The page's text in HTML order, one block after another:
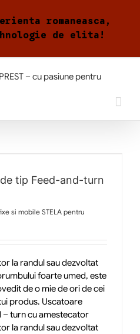
romaneasca,
de elita!
tip Feed-and-turn
si mobile STELA pentru
la randul sau dezvoltat
foarte umed, este
de o mie de ori de cei
produs. Uscatoare
– turn cu amestecator
la randul sau dezvoltat